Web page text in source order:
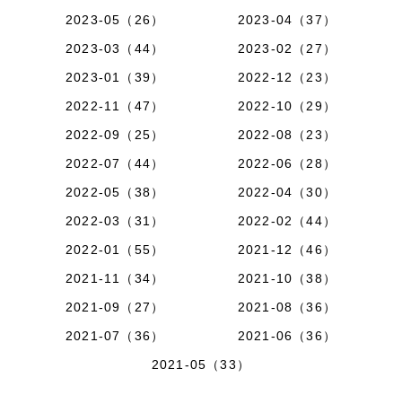
2023-05（26）
2023-04（37）
2023-03（44）
2023-02（27）
2023-01（39）
2022-12（23）
2022-11（47）
2022-10（29）
2022-09（25）
2022-08（23）
2022-07（44）
2022-06（28）
2022-05（38）
2022-04（30）
2022-03（31）
2022-02（44）
2022-01（55）
2021-12（46）
2021-11（34）
2021-10（38）
2021-09（27）
2021-08（36）
2021-07（36）
2021-06（36）
2021-05（33）